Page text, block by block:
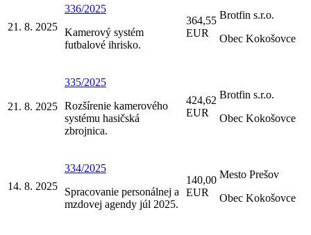
21. 8. 2025
336/2025
Kamerový systém
futbalové ihrisko.
364,55
EUR
Brotfin s.r.o.
Obec Kokošovce
21. 8. 2025
335/2025
Rozšírenie kamerového
systému hasičská
zbrojnica.
424,62
EUR
Brotfin s.r.o.
Obec Kokošovce
14. 8. 2025
334/2025
Spracovanie personálnej a
mzdovej agendy júl 2025.
140,00
EUR
Mesto Prešov
Obec Kokošovce